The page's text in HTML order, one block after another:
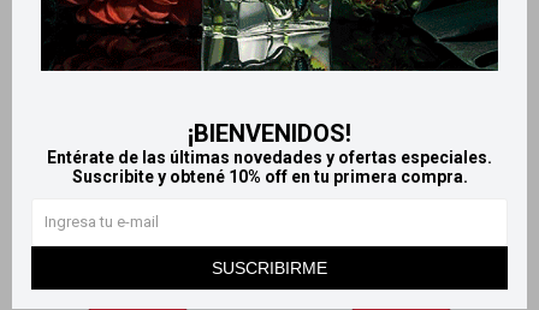
¡BIENVENIDOS!
Entérate de las últimas novedades y ofertas especiales.
Suscribite y obtené 10% off en tu primera compra.
SUSCRIBIRME
LlegaHOY LlegaHOY